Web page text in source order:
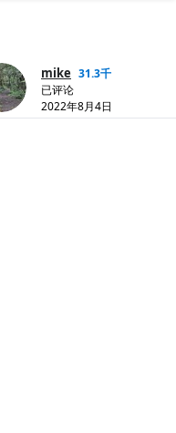
mike 31.3千
已评论
2022年8月4日